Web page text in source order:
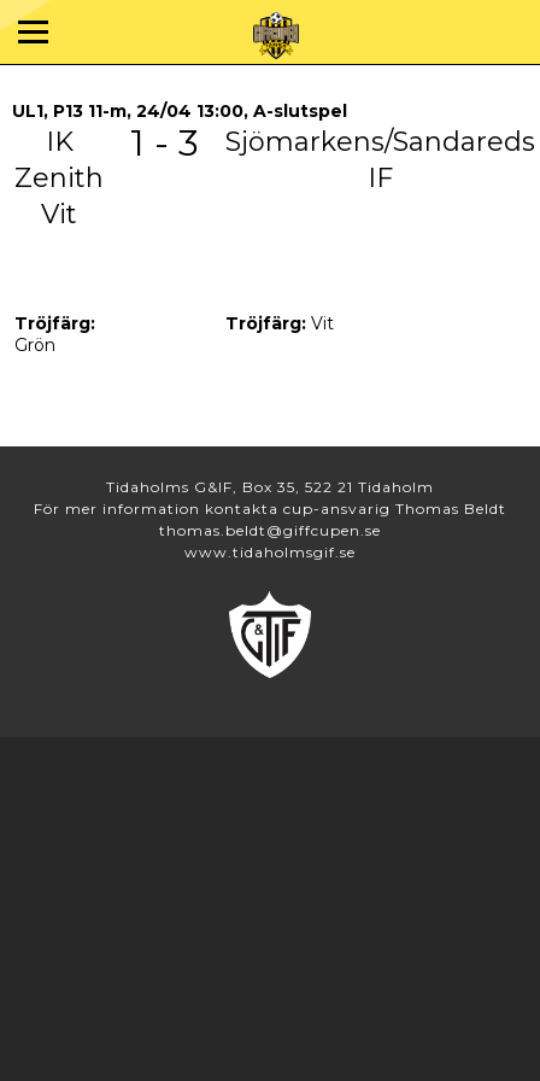
UL1, P13 11-m, 24/04 13:00, A-slutspel
IK
Zenith
Vit
1 - 3
Sjömarkens/Sandareds
IF
Tröjfärg:
Grön
Tröjfärg: Vit
Tidaholms G&IF, Box 35, 522 21 Tidaholm
För mer information kontakta cup-ansvarig Thomas Beldt
thomas.beldt@giffcupen.se
www.tidaholmsgif.se